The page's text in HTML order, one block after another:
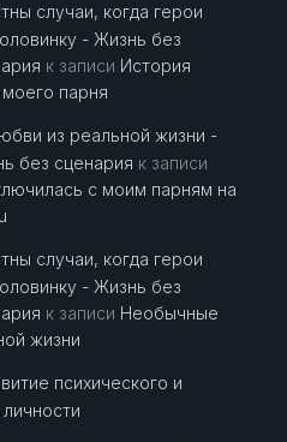
случаи, когда герои
- Жизнь без
к записи История
парня
из реальной жизни -
без сценария к записи
с моим парням на
случаи, когда герои
- Жизнь без
к записи Необычные
жизни
психического и